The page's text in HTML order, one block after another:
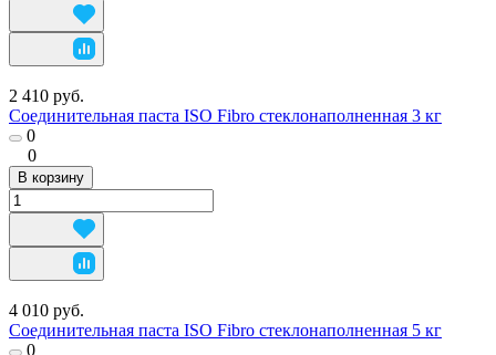
2 410 руб.
Соединительная паста ISO Fibro стеклонаполненная 3 кг
0
0
В корзину
4 010 руб.
Соединительная паста ISO Fibro стеклонаполненная 5 кг
0